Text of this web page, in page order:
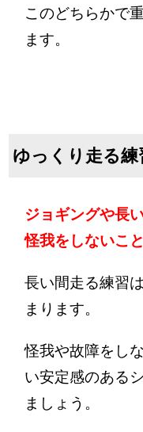
このどちらかで
ます。
ゆっくり走る
ジョギングや長
怪我をしないこ
長い間走る練習
まります。
怪我や故障をし
い安定感のある
ましょう。